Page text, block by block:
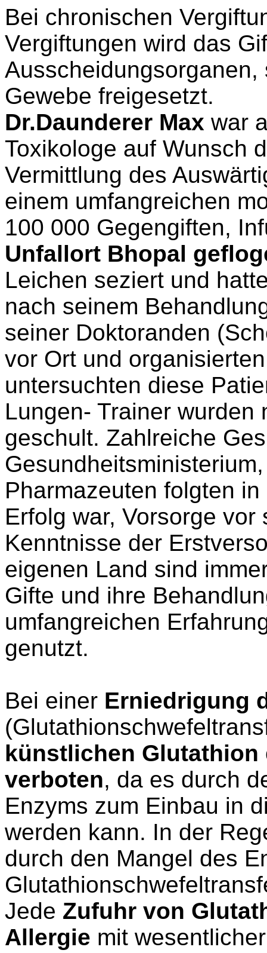
Bei chronischen
Vergiftungen wird das
Gewebe freigesetzt.
Dr.Daunderer Max war
Toxikologe auf Wunsch
Vermittlung des
einem umfangreichen
100 000 Gegengiften,
Unfallort Bhopal
Leichen seziert und
nach seinem
seiner Doktoranden (
vor Ort und
untersuchten diese
Lungen- Trainer
geschult. Zahlreiche
Pharmazeuten folgten
Erfolg war, Vorsorge
Kenntnisse der
eigenen Land sind
Gifte und ihre
umfangreichen
genutzt.
Bei einer Erniedrigung
künstlichen Glutathion
verboten, da es durch
Enzyms zum Einbau in
werden kann. In der
durch den Mangel des
Jede Zufuhr von
Allergie mit